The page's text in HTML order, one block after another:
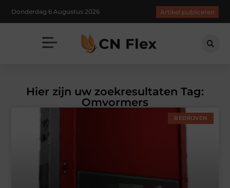
Donderdag 6 Augustus 2026 Artikel publiceren
Hier zijn uw zoekresultaten Tag:
Omvormers
BEDRIJVEN